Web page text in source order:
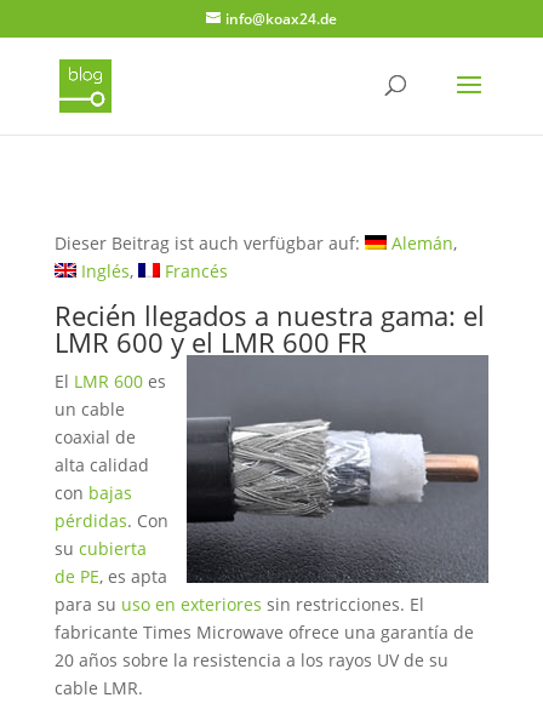
info@koax24.de
Dieser Beitrag ist auch verfügbar auf:
Alemán
Inglés
Francés
Recién llegados a nuestra gama: el
LMR 600 y el LMR 600 FR
El LMR 600es
un cable
coaxial de
alta calidad
con bajas
pérdidas. Con
su cubierta
de PE, es apta
para su uso en exteriores sin restricciones. El
fabricante Times Microwave ofrece una garantía de
20 años sobre la resistencia a los rayos UV de su
cable LMR.